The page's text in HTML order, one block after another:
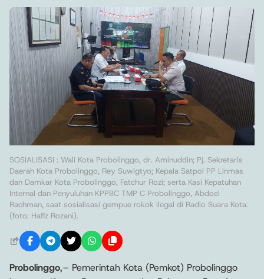
SOSIALISASI : Wali Kota Probolinggo, dr. Aminuddin; Pj. Sekretaris
Daerah Kota Probolinggo, Rey Suwigtyo; Kepala Satpol PP Linmas
dan Damkar Kota Probolinggo, Fatchur Rozi; serta Kasi Kepatuhan
Internal dan Penyuluhan KPPBC TMP C Probolinggo, Abdoel
Rachman, saat sosialisasi gempue rokok ilegal di Radio Suara Kota.
(foto: Hafiz Rozani).
Probolinggo,– Pemerintah Kota (Pemkot) Probolinggo